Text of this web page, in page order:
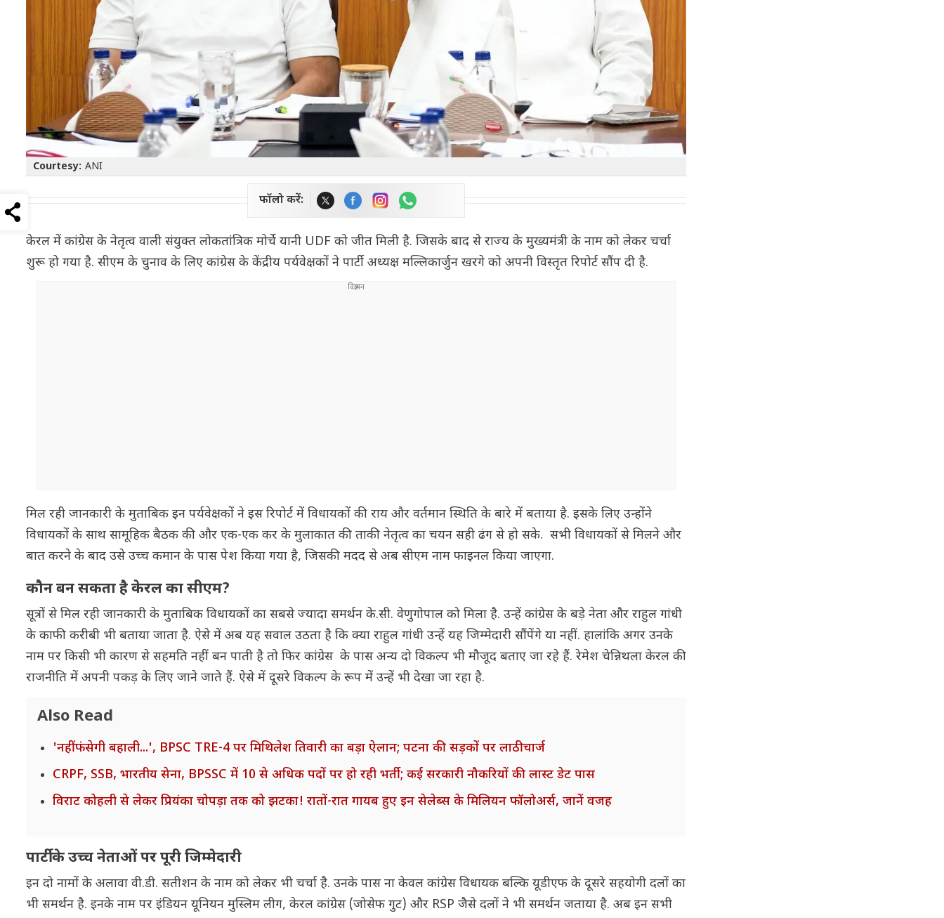
Courtesy: ANI
फॉलो करें:
केरल में कांग्रेस के नेतृत्व वाली संयुक्त लोकतांत्रिक मोर्चे यानी UDF को जीत मिली है. जिसके बाद से राज्य के मुख्यमंत्री के नाम को लेकर चर्चा
शुरू हो गया है. सीएम के चुनाव के लिए कांग्रेस के केंद्रीय पर्यवेक्षकों ने पार्टी अध्यक्ष मल्लिकार्जुन खरगे को अपनी विस्तृत रिपोर्ट सौंप दी है.
मिल रही जानकारी के मुताबिक इन पर्यवेक्षकों ने इस रिपोर्ट में विधायकों की राय और वर्तमान स्थिति के बारे में बताया है. इसके लिए उन्होंने
विधायकों के साथ सामूहिक बैठक की और एक-एक कर के मुलाकात की ताकी नेतृत्व का चयन सही ढंग से हो सके. सभी विधायकों से मिलने और
बात करने के बाद उसे उच्च कमान के पास पेश किया गया है, जिसकी मदद से अब सीएम नाम फाइनल किया जाएगा.
कौन बन सकता है केरल का सीएम?
सूत्रों से मिल रही जानकारी के मुताबिक विधायकों का सबसे ज्यादा समर्थन के.सी. वेणुगोपाल को मिला है. उन्हें कांग्रेस के बड़े नेता और राहुल गांधी
के काफी करीबी भी बताया जाता है. ऐसे में अब यह सवाल उठता है कि क्या राहुल गांधी उन्हें यह जिम्मेदारी सौंपेंगे या नहीं. हालांकि अगर उनके
नाम पर किसी भी कारण से सहमति नहीं बन पाती है तो फिर कांग्रेस के पास अन्य दो विकल्प भी मौजूद बताए जा रहे हैं. रेमेश चेन्निथला केरल की
राजनीति में अपनी पकड़ के लिए जाने जाते हैं. ऐसे में दूसरे विकल्प के रूप में उन्हें भी देखा जा रहा है.
Also Read
'नहीं फंसेगी बहाली...', BPSC TRE-4 पर मिथिलेश तिवारी का बड़ा ऐलान; पटना की सड़कों पर लाठीचार्ज
CRPF, SSB, भारतीय सेना, BPSSC में 10 से अधिक पदों पर हो रही भर्ती; कई सरकारी नौकरियों की लास्ट डेट पास
विराट कोहली से लेकर प्रियंका चोपड़ा तक को झटका! रातों-रात गायब हुए इन सेलेब्स के मिलियन फॉलोअर्स, जानें वजह
पार्टी के उच्च नेताओं पर पूरी जिम्मेदारी
इन दो नामों के अलावा वी.डी. सतीशन के नाम को लेकर भी चर्चा है. उनके पास ना केवल कांग्रेस विधायक बल्कि यूडीएफ के दूसरे सहयोगी दलों का
भी समर्थन है. इनके नाम पर इंडियन यूनियन मुस्लिम लीग, केरल कांग्रेस (जोसेफ गुट) और RSP जैसे दलों ने भी समर्थन जताया है. अब इन सभी